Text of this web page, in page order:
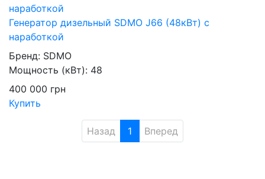
Генератор дизельный SDMO J66 (48кВт) с
наработкой
Бренд: SDMO
Мощность (кВт): 48
400 000 грн
Купить
Назад 1 Вперед